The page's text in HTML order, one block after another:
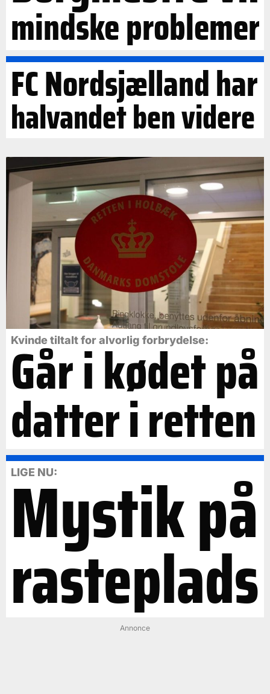
mindske problemer
FC Nordsjælland har
halvandet ben videre
Kvinde tiltalt for alvorlig forbrydelse:
Går i kødet på
datter i retten
LIGE NU:
Mystik på
rasteplads
Annonce